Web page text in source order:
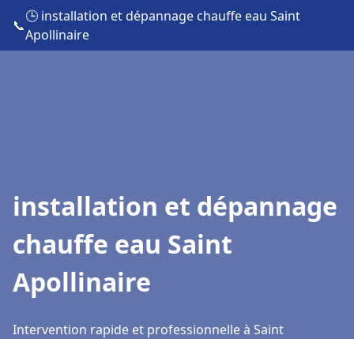
📞
🕒 installation et dépannage chauffe eau Saint
Apollinaire
installation et dépannage
chauffe eau Saint
Apollinaire
Intervention rapide et professionnelle à Saint